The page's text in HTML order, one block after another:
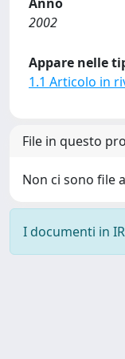
2002
Appare nelle
1.1 Articolo in
File in questo
Non ci sono file
I documenti in